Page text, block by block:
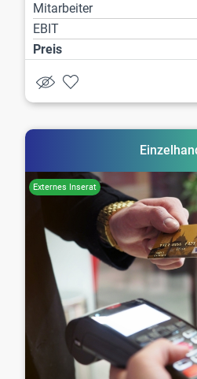
Mitarbeiter
EBIT
Preis